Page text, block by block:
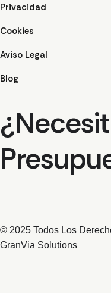
Privacidad
Cookies
Aviso Legal
Blog
© 2025 Todos Los
GranVia Solutions